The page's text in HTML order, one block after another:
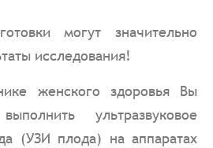
могут значительно
исследования!
женского здоровья Вы
ультразвуковое
(УЗИ плода) на аппаратах